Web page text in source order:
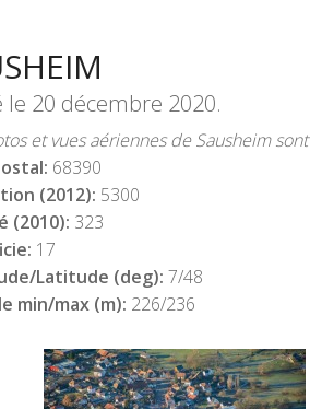
le 20 décembre 2020.
et vues aériennes de Sausheim
68390
(2012): 5300
(2010): 323
17
Latitude (deg): 7/48
min/max (m): 226/236